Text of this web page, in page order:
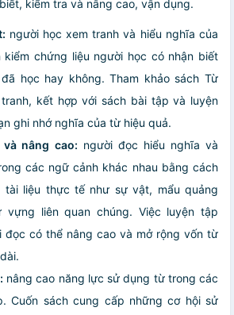
kiểm tra và nâng cao, vận dụng.
người học xem tranh và hiểu nghĩa của
chứng liệu người học có nhận biết
học hay không. Tham khảo sách Từ
kết hợp với sách bài tập và luyện
ghi nhớ nghĩa của từ hiệu quả.
nâng cao: người đọc hiểu nghĩa và
các ngữ cảnh khác nhau bằng cách
tài liệu thực tế như sự vật, mẩu quảng
liên quan chúng. Việc luyện tập
đọc có thể nâng cao và mở rộng vốn từ
nâng cao năng lực sử dụng từ trong các
Cuốn sách cung cấp những cơ hội sử